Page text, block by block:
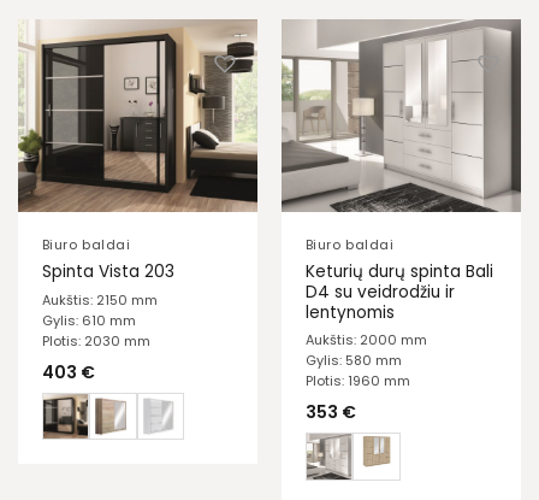
Biuro baldai
Spinta Vista 203
Aukštis: 2150 mm
Gylis: 610 mm
Plotis: 2030 mm
403 €
Biuro baldai
Keturių durų spinta Bali
D4 su veidrodžiu ir
lentynomis
Aukštis: 2000 mm
Gylis: 580 mm
Plotis: 1960 mm
353 €